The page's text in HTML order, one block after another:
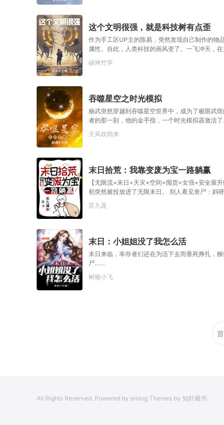
质，有始有终，终而又始，为轮回，世界的轮回之
这个文明很强，就是科技树有点歪
作为手工区UP主的陈易，突然发现自己制作的物
属性。自此，人类科技的画风变了。一飞冲天，
接，核动力续航的智能机械狗。超越续航，永不
欢八卦傲娇的智能生命。强相互作用材料打造，
碳烤竹笋
吞噬星空之时光模拟
杨武突然穿越到吞噬星空世界中，成为了极限武
者的那一刻，他的金手指，一个时光模拟器激活
天风吹雨来
末日拾荒：我靠变废为宝一路躺赢
【无限流+末日+天灾+空间+囤货+女强+安全屋
初突然被投放进了无限末日。 别人看见丧尸：妈
来！！！ 林初看见丧尸：移动的206块骨头！行
行，她飞快适应了血腥的末日世界。 面对一地狼
苏九遥
末日：小姐姐没了我怎么活
末日来临，幸存者们还在为活下去而垂死挣扎，
尸……
树猴小飞
All Rights Reserved. Powered by emlog Themes by 知轩藏书.